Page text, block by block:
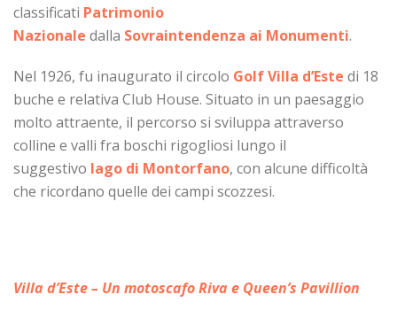
classificati Patrimonio
Nazionale dalla Sovraintendenza ai Monumenti.
Nel 1926, fu inaugurato il circolo Golf Villa d’Este di 18
buche e relativa Club House. Situato in un paesaggio
molto attraente, il percorso si sviluppa attraverso
colline e valli fra boschi rigogliosi lungo il
suggestivo lago di Montorfano, con alcune difficoltà
che ricordano quelle dei campi scozzesi.
Villa d’Este – Un motoscafo Riva e Queen’s Pavillion